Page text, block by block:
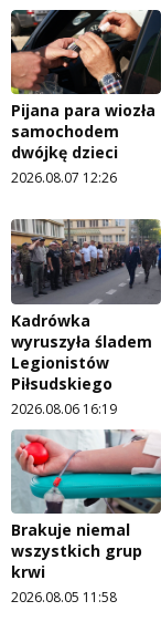
Pijana para wiozła
samochodem
dwójkę dzieci
2026.08.07 12:26
Kadrówka
wyruszyła śladem
Legionistów
Piłsudskiego
2026.08.06 16:19
Brakuje niemal
wszystkich grup
krwi
2026.08.05 11:58